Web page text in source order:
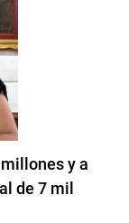
y a
de 7 mil